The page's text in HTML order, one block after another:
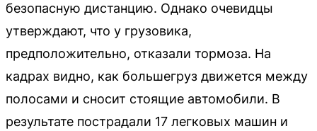
безопасную дистанцию. Однако очевидцы
утверждают, что у грузовика,
предположительно, отказали тормоза. На
кадрах видно, как большегруз движется между
полосами и сносит стоящие автомобили. В
результате пострадали 17 легковых машин и